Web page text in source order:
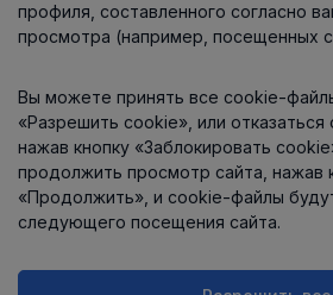
Информация
Контакты
профиля, составленного согласно
просмотра (например, посещенных
Вы можете принять все cookie-
«Разрешить cookie», или отказаться
нажав кнопку «Заблокировать
продолжить просмотр сайта, нажав
«Продолжить», и cookie-файлы
следующего посещения сайта.